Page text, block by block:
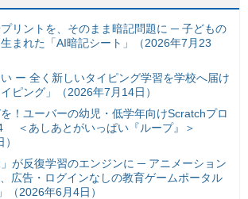
リントを、そのまま暗記問題に ─ 子どもの
まれた「AI暗記シート」（2026年7月23
ー 全く新しいタイピング学習を学校へ届け
ピング」（2026年7月14日）
！ユーバーの幼児・低学年向けScratchプロ
＜あしあとがいっぱい『ループ』＞
」が反復学習のエンジンに ─ アニメーション
広告・ログインなしの教育ゲームポータル
（2026年6月4日）